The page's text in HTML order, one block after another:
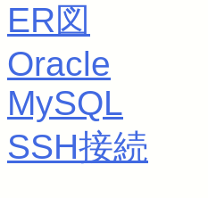
ER図
Oracle
MySQL
SSH接続